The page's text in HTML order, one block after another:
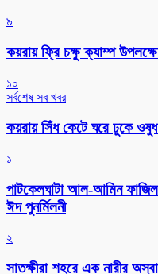
৯
কয়রায় ফ্রি চক্ষু ক্যাম্প
১০
সর্বশেষ সব খবর
কয়রায় সিঁধ কেটে ঘরে ঢুকে
১
পাটকেলঘাটা আল-আমিন ফাজিল
ঈদ পুনর্মিলনী
২
সাতক্ষীরা শহরে এক নারীর